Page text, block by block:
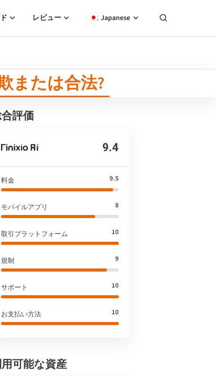
レビュー Japanese
または合法?
評価
9.4
料金 9.5
モバイルアプリ 8
取引プラットフォーム 10
規制 9
サポート 10
お支払い方法 10
可能な資産